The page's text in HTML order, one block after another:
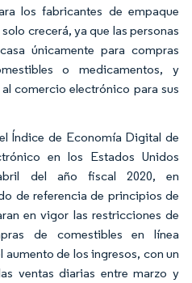
los fabricantes de empaque
crecerá, ya que las personas
únicamente para compras
o medicamentos, y
comercio electrónico para sus
Índice de Economía Digital de
en los Estados Unidos
del año fiscal 2020, en
de referencia de principios de
en vigor las restricciones de
de comestibles en línea
de los ingresos, con un
ventas diarias entre marzo y